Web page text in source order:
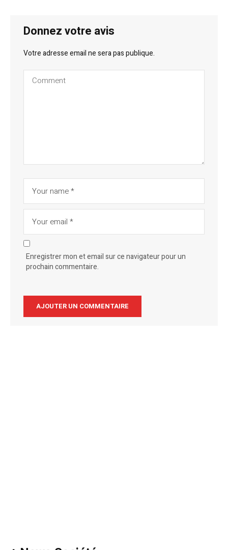
Donnez votre avis
Votre adresse email ne sera pas publique.
Enregistrer mon et email sur ce navigateur pour un
prochain commentaire.